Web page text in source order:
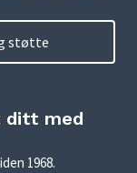
støtte
ditt med
1968.